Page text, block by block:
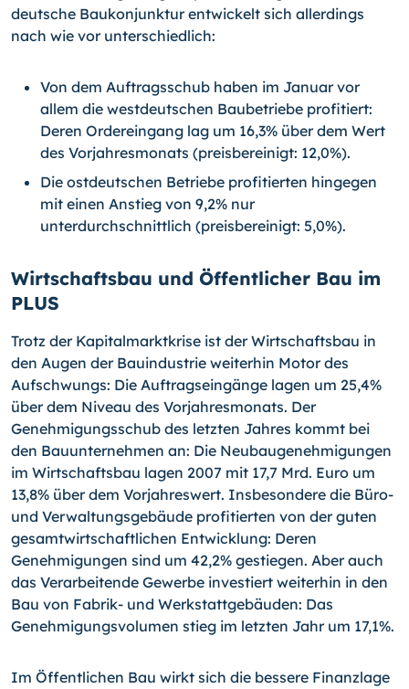
deutsche Baukonjunktur entwickelt sich allerdings
nach wie vor unterschiedlich:
Von dem Auftragsschub haben im Januar vor
allem die westdeutschen Baubetriebe profitiert:
Deren Ordereingang lag um 16,3% über dem Wert
des Vorjahresmonats (preisbereinigt: 12,0%).
Die ostdeutschen Betriebe profitierten hingegen
mit einen Anstieg von 9,2% nur
unterdurchschnittlich (preisbereinigt: 5,0%).
Wirtschaftsbau und Öffentlicher Bau im
PLUS
Trotz der Kapitalmarktkrise ist der Wirtschaftsbau in
den Augen der Bauindustrie weiterhin Motor des
Aufschwungs: Die Auftragseingänge lagen um 25,4%
über dem Niveau des Vorjahresmonats. Der
Genehmigungsschub des letzten Jahres kommt bei
den Bauunternehmen an: Die Neubaugenehmigungen
im Wirtschaftsbau lagen 2007 mit 17,7 Mrd. Euro um
13,8% über dem Vorjahreswert. Insbesondere die Büro-
und Verwaltungsgebäude profitierten von der guten
gesamtwirtschaftlichen Entwicklung: Deren
Genehmigungen sind um 42,2% gestiegen. Aber auch
das Verarbeitende Gewerbe investiert weiterhin in den
Bau von Fabrik- und Werkstattgebäuden: Das
Genehmigungsvolumen stieg im letzten Jahr um 17,1%.
Im Öffentlichen Bau wirkt sich die bessere Finanzlage